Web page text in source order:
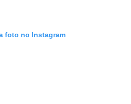
foto no Instagram